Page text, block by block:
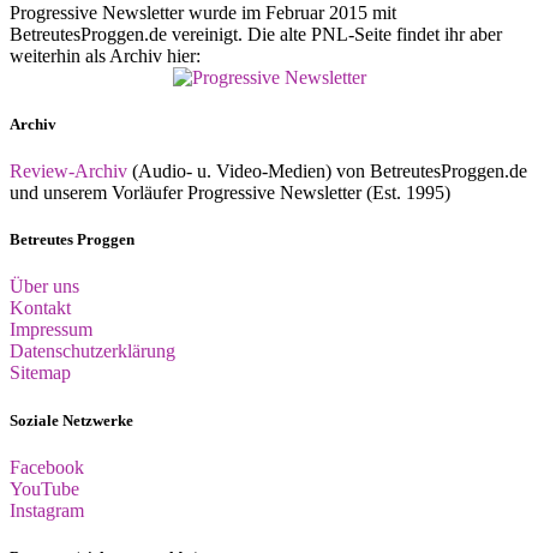
Progressive Newsletter wurde im Februar 2015 mit
BetreutesProggen.de vereinigt. Die alte PNL-Seite findet ihr aber
weiterhin als Archiv hier:
Archiv
Review-Archiv (Audio- u. Video-Medien) von BetreutesProggen.de
und unserem Vorläufer Progressive Newsletter (Est. 1995)
Betreutes Proggen
Über uns
Kontakt
Impressum
Datenschutzerklärung
Sitemap
Soziale Netzwerke
Facebook
YouTube
Instagram